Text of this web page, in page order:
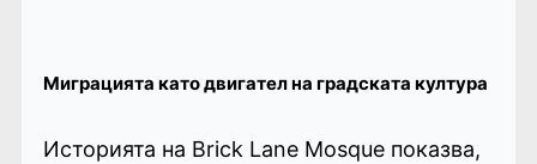
Миграцията като двигател на градската култура
Историята на Brick Lane Mosque показва,